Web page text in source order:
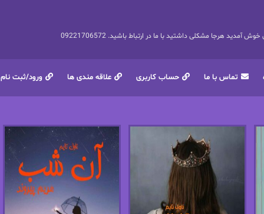
آمدید هرجا مشکلی داشتید با ما در ارتباط باشید. 09221706572
تماس با ما حساب کاربری علاقه مندی ها ورود/ثبت نام